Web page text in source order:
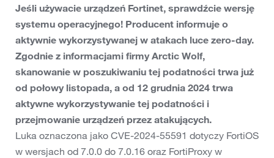
Jeśli używacie urządzeń Fortinet, sprawdźcie wersję
systemu operacyjnego! Producent informuje o
aktywnie wykorzystywanej w atakach luce zero-day.
Zgodnie z informacjami firmy Arctic Wolf,
skanowanie w poszukiwaniu tej podatności trwa już
od połowy listopada, a od 12 grudnia 2024 trwa
aktywne wykorzystywanie tej podatności i
przejmowanie urządzeń przez atakujących.
Luka oznaczona jako CVE-2024-55591 dotyczy FortiOS
w wersjach od 7.0.0 do 7.0.16 oraz FortiProxy w